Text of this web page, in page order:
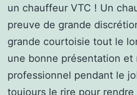
un chauffeur VTC ! Un
preuve de grande
grande courtoisie tout le
une bonne présentation et
professionnel pendant le
toujours le rire pour